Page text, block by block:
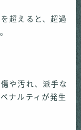
超えると、超過
や汚れ、派手な
ナルティが発生